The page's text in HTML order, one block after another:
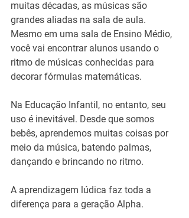
muitas décadas, as músicas são
grandes aliadas na sala de aula.
Mesmo em uma sala de Ensino Médio,
você vai encontrar alunos usando o
ritmo de músicas conhecidas para
decorar fórmulas matemáticas.
Na Educação Infantil, no entanto, seu
uso é inevitável. Desde que somos
bebês, aprendemos muitas coisas por
meio da música, batendo palmas,
dançando e brincando no ritmo.
A aprendizagem lúdica faz toda a
diferença para a geração Alpha.